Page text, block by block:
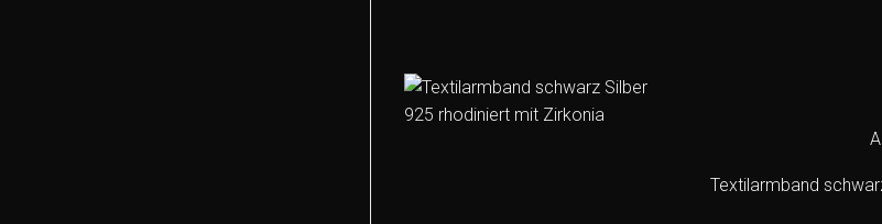
Textilarmband